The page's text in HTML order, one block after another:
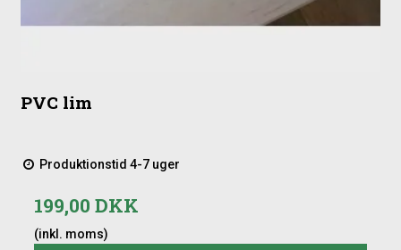
PVC lim
Produktionstid 4-7 uger
199,00 DKK
(inkl. moms)